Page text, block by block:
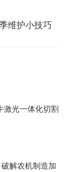
维护小技巧
激光一体化切割
解农机制造加